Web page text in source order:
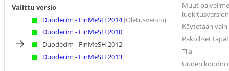
Valittu versio
Duodecim - FinMeSH 2014(Oletusversio)
Duodecim - FinMeSH 2010
Duodecim - FinMeSH 2012
Duodecim - FinMeSH 2013
Muut
Käytetään
Pakolliset
Tila
Uuden koodin